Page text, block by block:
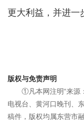
更大利益，并进一
版权与免责声明
①凡本网注明“来源
电视台、黄河口晚刊、
稿件，版权均属东营市